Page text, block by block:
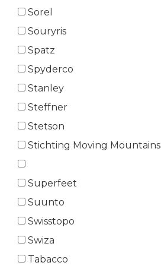
Sorel
Souryris
Spatz
Spyderco
Stanley
Steffner
Stetson
Stichting Moving Mountains
Superfeet
Suunto
Swisstopo
Swiza
Tabacco